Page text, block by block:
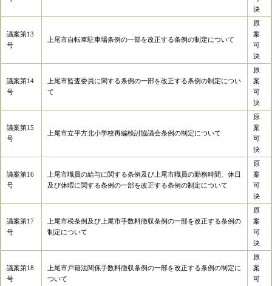
決
議案第13
号
上尾市自転車駐車場条例の一部を改正する条例の制定について
原
案
可
決
議案第14
号
上尾市監査委員に関する条例の一部を改正する条例の制定につい
て
原
案
可
決
議案第15
号
上尾市立平方北小学校再編検討協議会条例の制定について
原
案
可
決
議案第16
号
上尾市職員の給与に関する条例及び上尾市職員の勤務時間、休日
及び休暇に関する条例の一部を改正する条例の制定について
原
案
可
決
議案第17
号
上尾市税条例及び上尾市手数料徴収条例の一部を改正する条例の
制定について
原
案
可
決
議案第18
号
上尾市戸籍法関係手数料徴収条例の一部を改正する条例の制定に
ついて
原
案
可